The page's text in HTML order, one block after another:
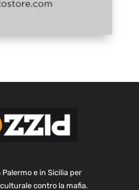
e in Sicilia per
contro la mafia.